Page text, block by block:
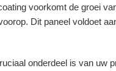
voorkomt de groei
Dit paneel voldoet
onderdeel is van